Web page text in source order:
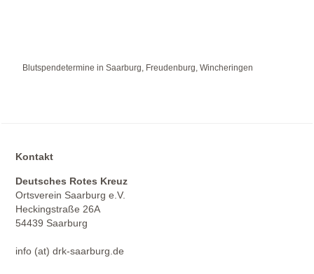
Blutspendetermine in Saarburg, Freudenburg, Wincheringen
Kontakt
Deutsches Rotes Kreuz
Ortsverein Saarburg e.V.
Heckingstraße 26A
54439 Saarburg
info (at) drk-saarburg.de